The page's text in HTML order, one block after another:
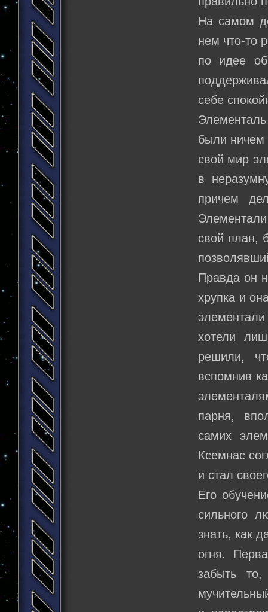
На самом
нем что-то
по идее
себе
были ничем
свой мир
в
причем
свой план,
Правда он
хрупка и
хотели
решили,
вспомнив
парня,
самих
Ксемнас
и стал
Его
сильного
знать, как
огня.
забыть